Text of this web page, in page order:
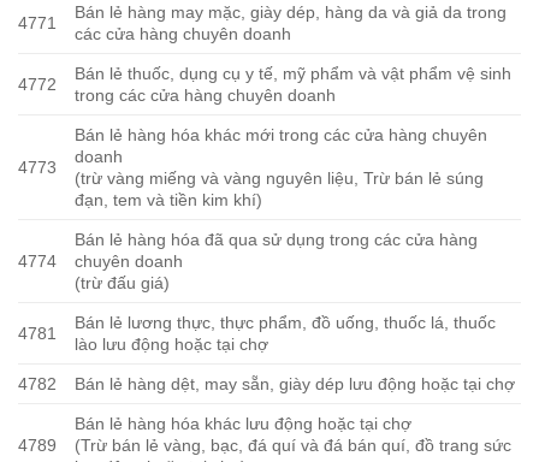
4771
Bán lẻ hàng may mặc, giày dép, hàng da và giả da trong
các cửa hàng chuyên doanh
4772
Bán lẻ thuốc, dụng cụ y tế, mỹ phẩm và vật phẩm vệ sinh
trong các cửa hàng chuyên doanh
4773
Bán lẻ hàng hóa khác mới trong các cửa hàng chuyên
doanh
(trừ vàng miếng và vàng nguyên liệu, Trừ bán lẻ súng
đạn, tem và tiền kim khí)
4774
Bán lẻ hàng hóa đã qua sử dụng trong các cửa hàng
chuyên doanh
(trừ đấu giá)
4781
Bán lẻ lương thực, thực phẩm, đồ uống, thuốc lá, thuốc
lào lưu động hoặc tại chợ
4782 Bán lẻ hàng dệt, may sẵn, giày dép lưu động hoặc tại chợ
4789
Bán lẻ hàng hóa khác lưu động hoặc tại chợ
(Trừ bán lẻ vàng, bạc, đá quí và đá bán quí, đồ trang sức